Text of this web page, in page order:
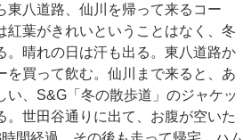
東八道路、仙川を帰って来るコー
紅葉がきれいということはなく、冬
。晴れの日は汗も出る。東八道路か
を買って飲む。仙川まで来ると、あ
い、S&G「冬の散歩道」のジャケッ
。世田谷通りに出て、お腹が空いた